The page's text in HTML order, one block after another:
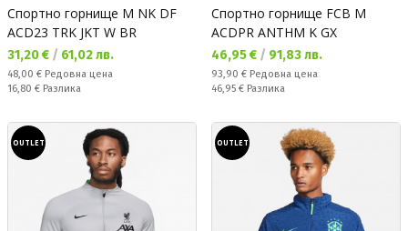
Спортно горнище M NK DF
ACD23 TRK JKT W BR
Текуща цена:
31,20 € / 61,02 лв.
Редовна цена:
48,00 € Редовна цена
Спестявате:
16,80 € Разлика
Спортно горнище FCB M
ACDPR ANTHM K GX
Текуща цена:
46,95 € / 91,83 лв.
Редовна цена:
93,90 € Редовна цена
Спестявате:
46,95 € Разлика
OUTLET OUTLET